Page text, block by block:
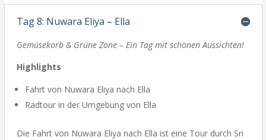
Tag 8: Nuwara Eliya – Ella
Gemüsekorb & Grüne Zone –Ein Tag mit schönen Aussichten!
Highlights
Fahrt von Nuwara Eliya nach Ella
Radtour in der Umgebung von Ella
Die Fahrt von Nuwara Eliya nach Ella ist eine Tour durch Sri